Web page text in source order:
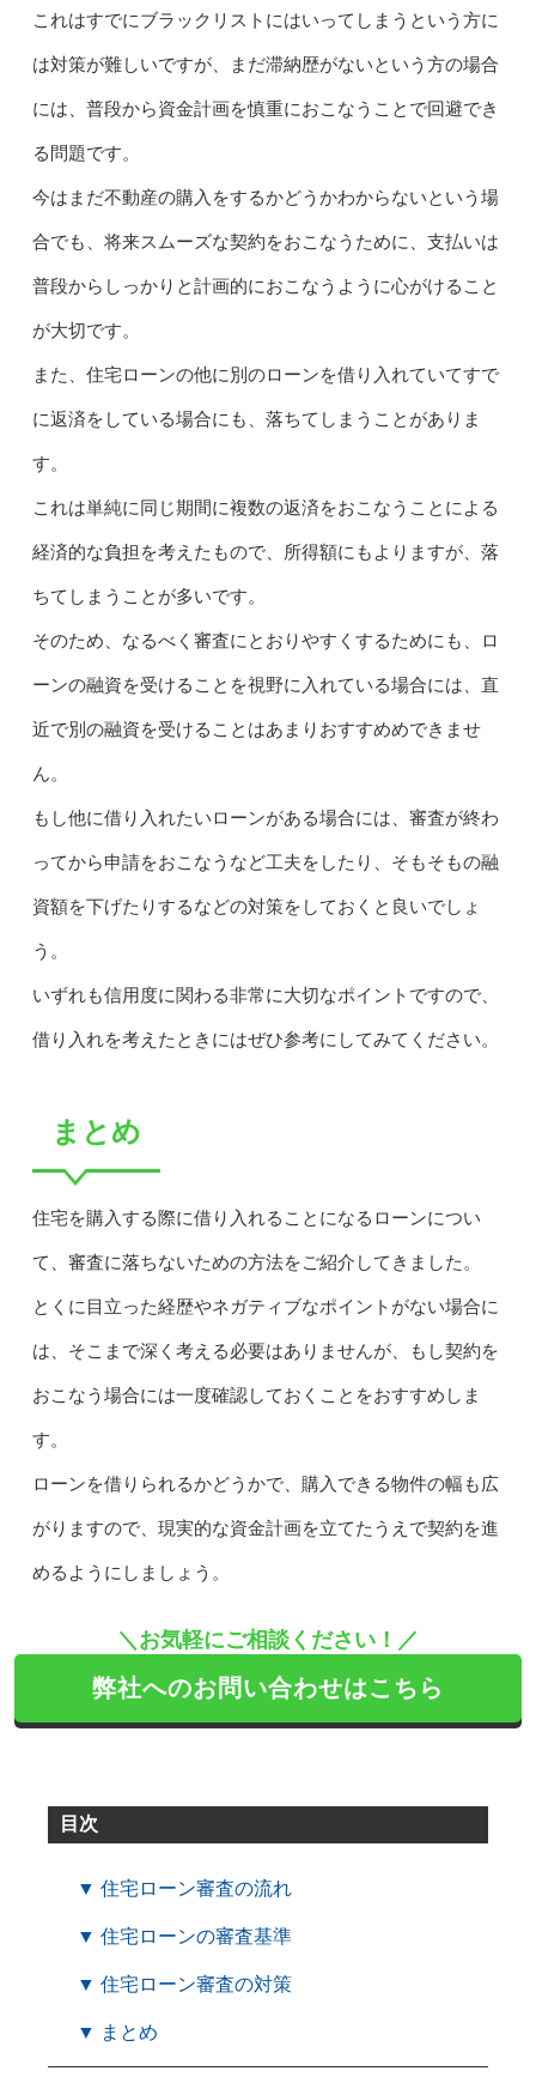
これはすでにブラックリストにはいってしまうという方に
は対策が難しいですが、まだ滞納歴がないという方の場合
には、普段から資金計画を慎重におこなうことで回避でき
る問題です。
今はまだ不動産の購入をするかどうかわからないという場
合でも、将来スムーズな契約をおこなうために、支払いは
普段からしっかりと計画的におこなうように心がけること
が大切です。
また、住宅ローンの他に別のローンを借り入れていてすで
に返済をしている場合にも、落ちてしまうことがありま
す。
これは単純に同じ期間に複数の返済をおこなうことによる
経済的な負担を考えたもので、所得額にもよりますが、落
ちてしまうことが多いです。
そのため、なるべく審査にとおりやすくするためにも、ロ
ーンの融資を受けることを視野に入れている場合には、直
近で別の融資を受けることはあまりおすすめめできませ
ん。
もし他に借り入れたいローンがある場合には、審査が終わ
ってから申請をおこなうなど工夫をしたり、そもそもの融
資額を下げたりするなどの対策をしておくと良いでしょ
う。
いずれも信用度に関わる非常に大切なポイントですので、
借り入れを考えたときにはぜひ参考にしてみてください。
まとめ
住宅を購入する際に借り入れることになるローンについ
て、審査に落ちないための方法をご紹介してきました。
とくに目立った経歴やネガティブなポイントがない場合に
は、そこまで深く考える必要はありませんが、もし契約を
おこなう場合には一度確認しておくことをおすすめしま
す。
ローンを借りられるかどうかで、購入できる物件の幅も広
がりますので、現実的な資金計画を立てたうえで契約を進
めるようにしましょう。
＼お気軽にご相談ください！／
弊社へのお問い合わせはこちら
目次
▼ 住宅ローン審査の流れ
▼ 住宅ローンの審査基準
▼ 住宅ローン審査の対策
▼ まとめ